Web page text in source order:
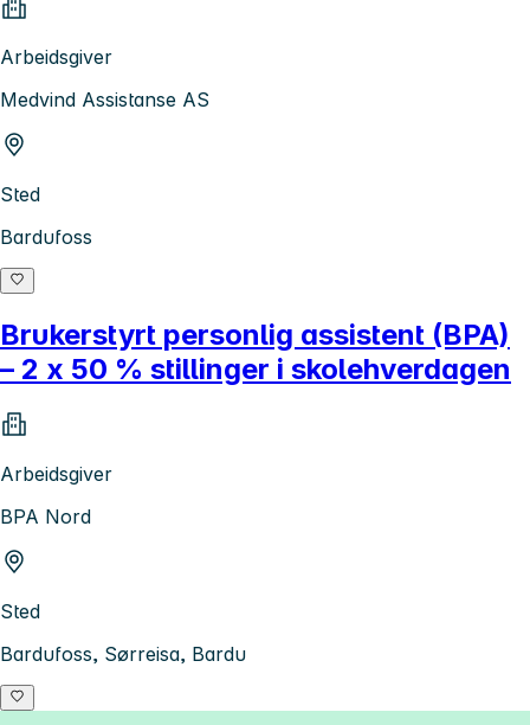
Arbeidsgiver
Medvind Assistanse AS
Sted
Bardufoss
Brukerstyrt personlig assistent (BPA)
– 2 x 50 % stillinger i skolehverdagen
Arbeidsgiver
BPA Nord
Sted
Bardufoss, Sørreisa, Bardu